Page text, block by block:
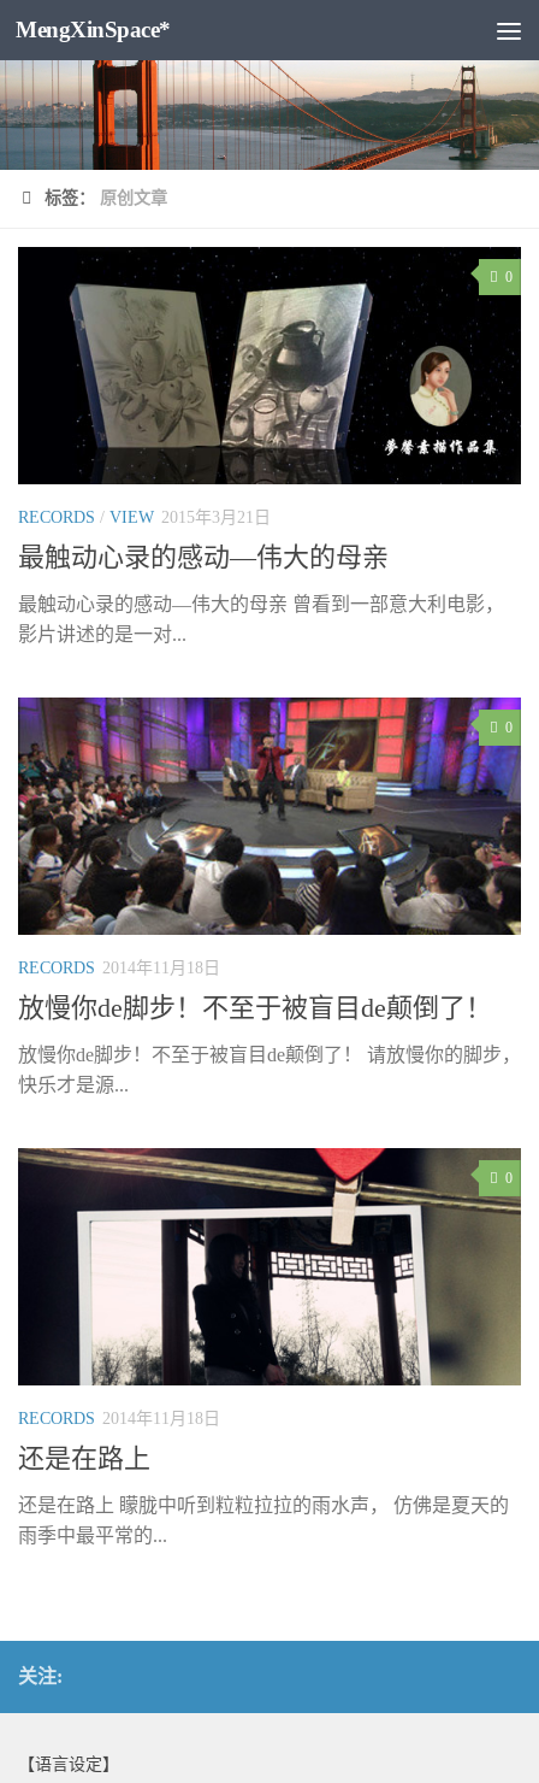
跳至内容
MengXinSpace*
标签： 原创文章
0
RECORDS / VIEW 2015年3月21日
最触动心录的感动—伟大的母亲
最触动心录的感动—伟大的母亲 曾看到一部意大利电影，
影片讲述的是一对...
0
RECORDS 2014年11月18日
放慢你de脚步！不至于被盲目de颠倒了！
放慢你de脚步！不至于被盲目de颠倒了！ 请放慢你的脚步，
快乐才是源...
0
RECORDS 2014年11月18日
还是在路上
还是在路上 矇胧中听到粒粒拉拉的雨水声， 仿佛是夏天的
雨季中最平常的...
关注:
【语言设定】